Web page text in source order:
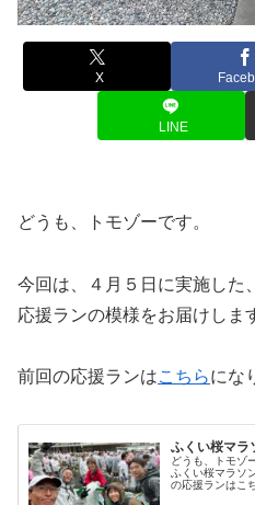
X
LINE
どうも、トモゾーです。
今回は、４月５日に実施した
応援ランの模様をお届けしま
前回の応援ランはこちらにな
ふくい桜マ
どうも、トモゾ
ふくい桜マラソ
の応援ランはこ